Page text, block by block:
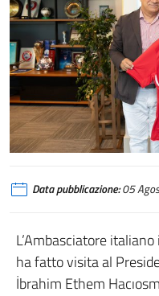
Data pubblicazione:05
L’Ambasciatore
ha fatto visita al
İbrahim Ethem